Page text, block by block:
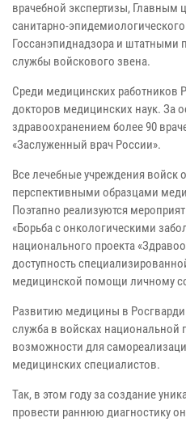
врачебной экспертизы, Главным
санитарно-
Госсанэпиднадзора и штатными
службы войскового звена.
Среди медицинских работников
докторов медицинских наук. За
здравоохранением более 90
«Заслуженный врач России».
Все лечебные учреждения
перспективными образцами
Поэтапно реализуются
«Борьба с онкологическими
национального проекта
доступность
медицинской помощи личному
Развитию медицины в
служба в войсках национальной
возможности для
медицинских специалистов.
Так, в этом году за создание
провести раннюю диагностику